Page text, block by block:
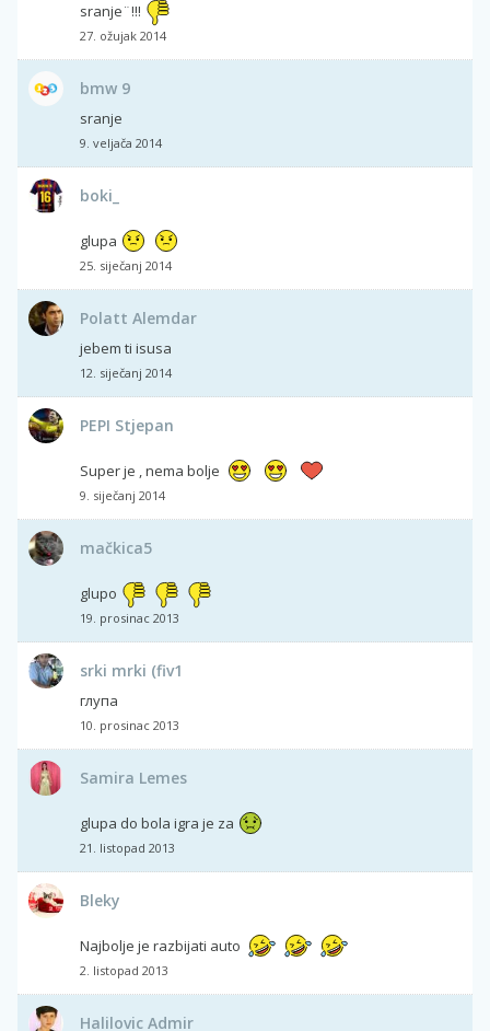
sranje¨!!!
27. ožujak 2014
bmw 9
sranje
9. veljača 2014
boki_
glupa
25. siječanj 2014
Polatt Alemdar
jebem ti isusa
12. siječanj 2014
PEPI Stjepan
Super je , nema bolje
9. siječanj 2014
mačkica5
glupo
19. prosinac 2013
srki mrki (fiv1
глупа
10. prosinac 2013
Samira Lemes
glupa do bola igra je za
21. listopad 2013
Bleky
Najbolje je razbijati auto
2. listopad 2013
Halilovic Admir